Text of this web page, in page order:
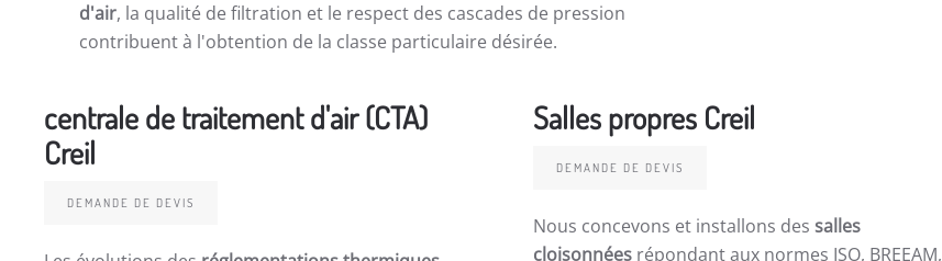
d'air, la qualité de filtration et le respect des cascades de pression
contribuent à l'obtention de la classe particulaire désirée.
centrale de traitement d'air (CTA)
Creil
DEMANDE DE DEVIS
Salles propres Creil
DEMANDE DE DEVIS
Nous concevons et installons des salles
cloisonnéesrépondant aux normes ISO, BREEAM,